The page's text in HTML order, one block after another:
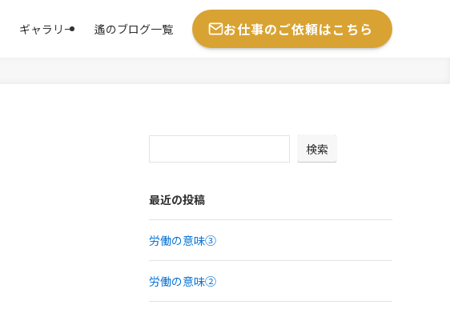
ギャラリー 遙のブログ一覧 お仕事のご依頼はこちら
検索
最近の投稿
労働の意味③
労働の意味②